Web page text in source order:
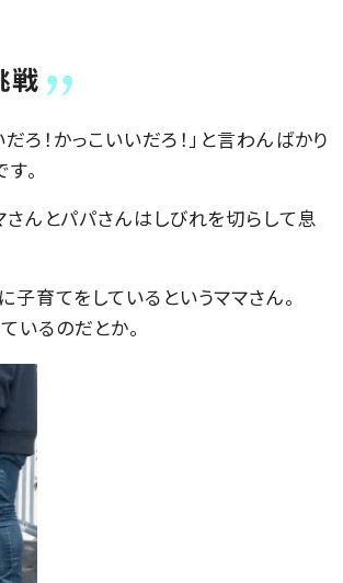
戦
ろ！かっこいいだろ！」と言わんばかり
。
んとパパさんはしびれを切らして息
育てをしているというママさん。
いるのだとか。